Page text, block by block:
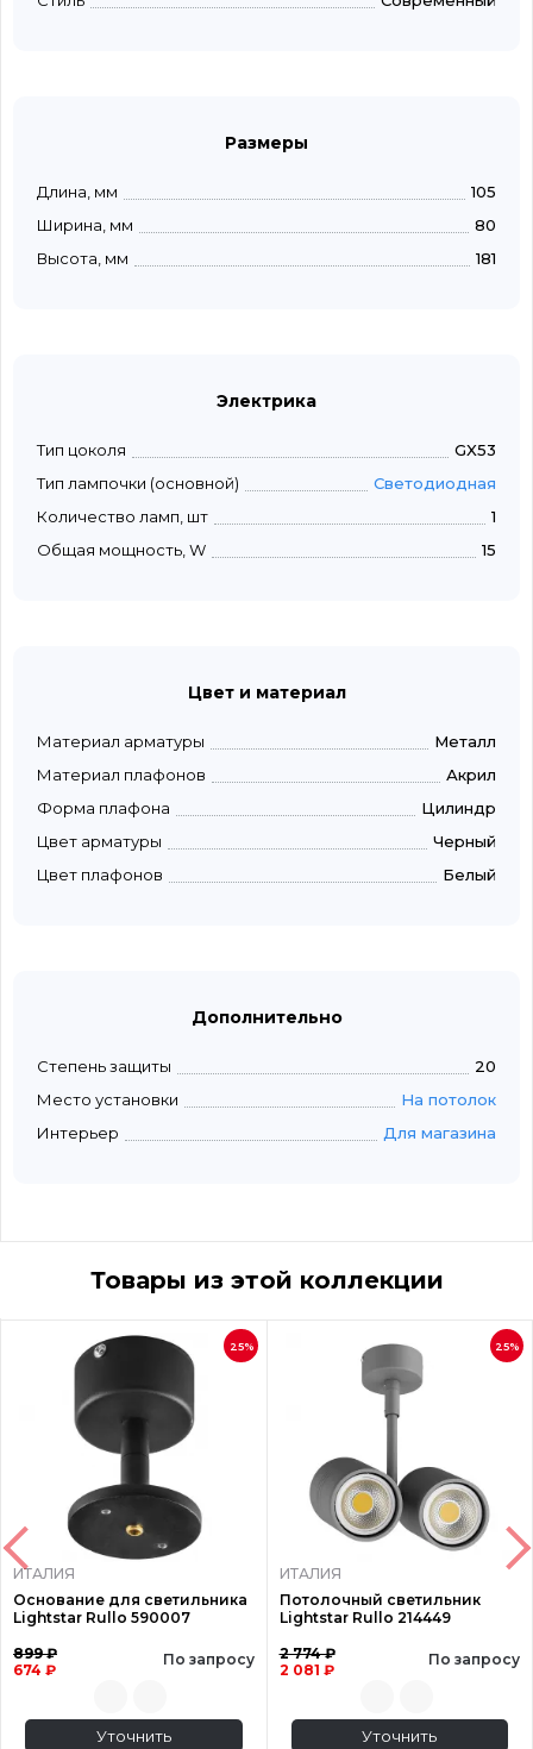
Размеры
Длина, мм
105
Ширина, мм
80
Высота, мм
181
Электрика
Тип цоколя
GX53
Тип лампочки (основной)
Светодиодная
Количество ламп, шт
1
Общая мощность, W
15
Цвет и материал
Материал арматуры
Металл
Материал плафонов
Акрил
Форма плафона
Цилиндр
Цвет арматуры
Черный
Цвет плафонов
Белый
Дополнительно
Степень защиты
20
Место установки
На потолок
Интерьер
Для магазина
Товары из этой коллекции
25%
ИТАЛИЯ
Основание для светильника
Lightstar Rullo 590007
899 ₽
674 ₽
По запросу
Уточнить
25%
ИТАЛИЯ
Потолочный светильник
Lightstar Rullo 214449
2 774 ₽
2 081 ₽
По запросу
Уточнить